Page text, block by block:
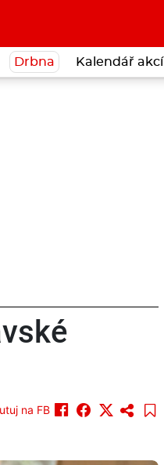
Drbna Kalendář akcí
na FB